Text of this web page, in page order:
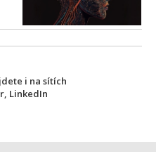
i na sítích
, LinkedIn